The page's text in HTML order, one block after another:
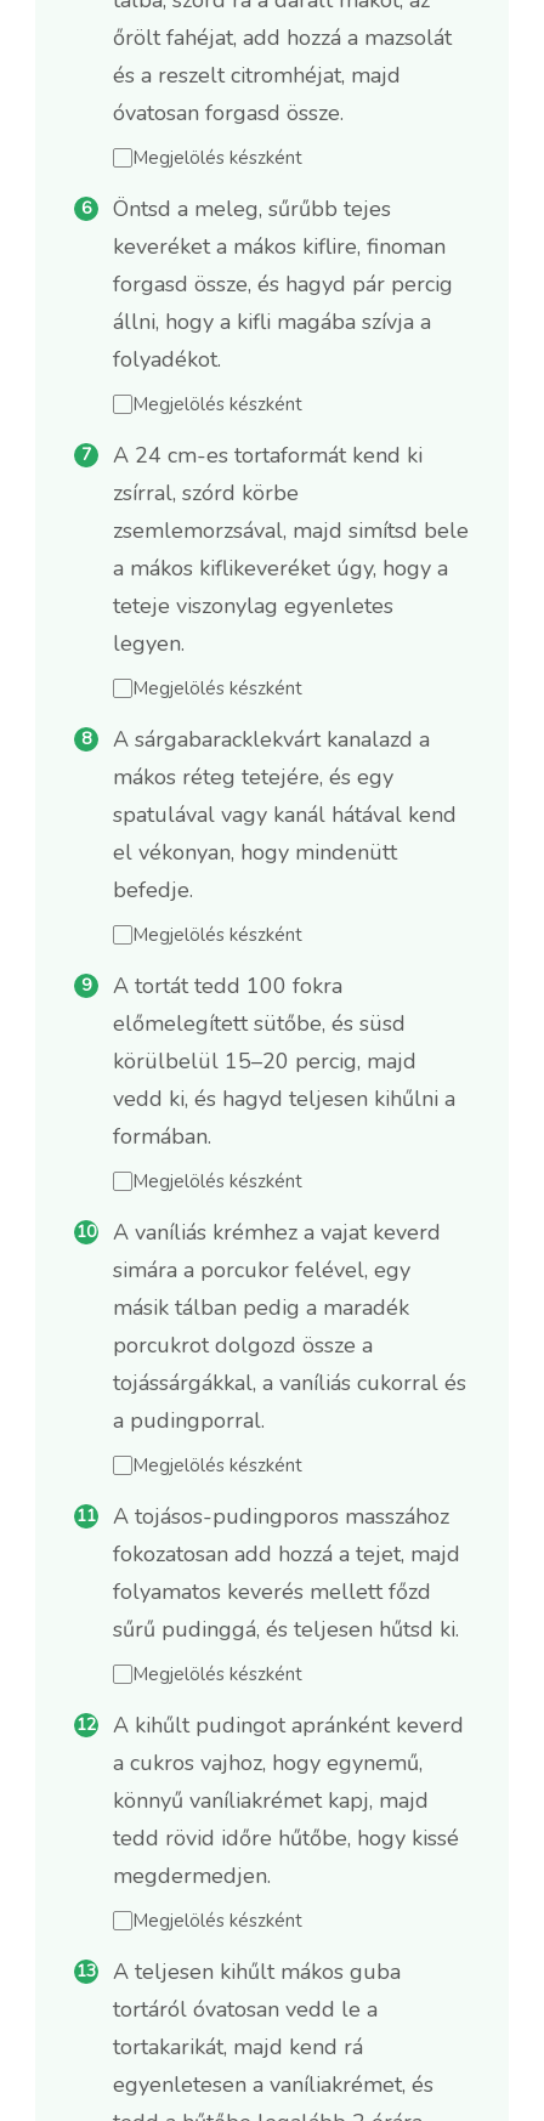
őrölt fahéjat, add hozzá a mazsolát
és a reszelt citromhéjat, majd
óvatosan forgasd össze.
Megjelölés készként
Öntsd a meleg, sűrűbb tejes
keveréket a mákos kiflire, finoman
forgasd össze, és hagyd pár percig
állni, hogy a kifli magába szívja a
folyadékot.
Megjelölés készként
A 24 cm-es tortaformát kend ki
zsírral, szórd körbe
zsemlemorzsával, majd simítsd bele
a mákos kiflikeveréket úgy, hogy a
teteje viszonylag egyenletes
legyen.
Megjelölés készként
A sárgabaracklekvárt kanalazd a
mákos réteg tetejére, és egy
spatulával vagy kanál hátával kend
el vékonyan, hogy mindenütt
befedje.
Megjelölés készként
A tortát tedd 100 fokra
előmelegített sütőbe, és süsd
körülbelül 15–20 percig, majd
vedd ki, és hagyd teljesen kihűlni a
formában.
Megjelölés készként
A vaníliás krémhez a vajat keverd
simára a porcukor felével, egy
másik tálban pedig a maradék
porcukrot dolgozd össze a
tojássárgákkal, a vaníliás cukorral és
a pudingporral.
Megjelölés készként
A tojásos-pudingporos masszához
fokozatosan add hozzá a tejet, majd
folyamatos keverés mellett főzd
sűrű pudinggá, és teljesen hűtsd ki.
Megjelölés készként
A kihűlt pudingot apránként keverd
a cukros vajhoz, hogy egynemű,
könnyű vaníliakrémet kapj, majd
tedd rövid időre hűtőbe, hogy kissé
megdermedjen.
Megjelölés készként
A teljesen kihűlt mákos guba
tortáról óvatosan vedd le a
tortakarikát, majd kend rá
egyenletesen a vaníliakrémet, és